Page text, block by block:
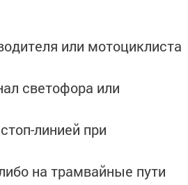
или мотоциклиста
светофора или
линией при
на трамвайные пути